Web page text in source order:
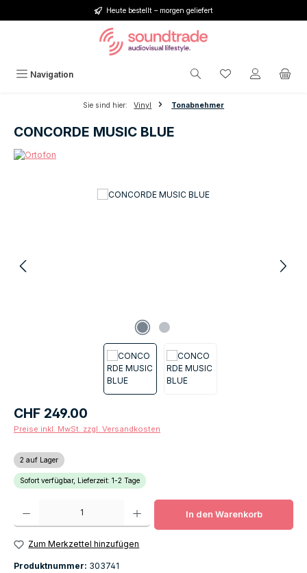
Zum Hauptinhalt springenHeute bestellt – morgen geliefert
Navigation Du hast 0
Sie sind hier: Vinyl Tonabnehmer
CONCORDE MUSIC BLUE
Bildergalerie überspringen
Regulärer Preis:
CHF 249.00
Preise inkl. MwSt. zzgl. Versandkosten
2 auf Lager
Sofort verfügbar, Lieferzeit: 1-2 Tage
Produkt Anzahl: Gib den gewünschten Wert ein oder benutze die
In den Warenkorb
Zum Merkzettel hinzufügen
Produktnummer: 303741